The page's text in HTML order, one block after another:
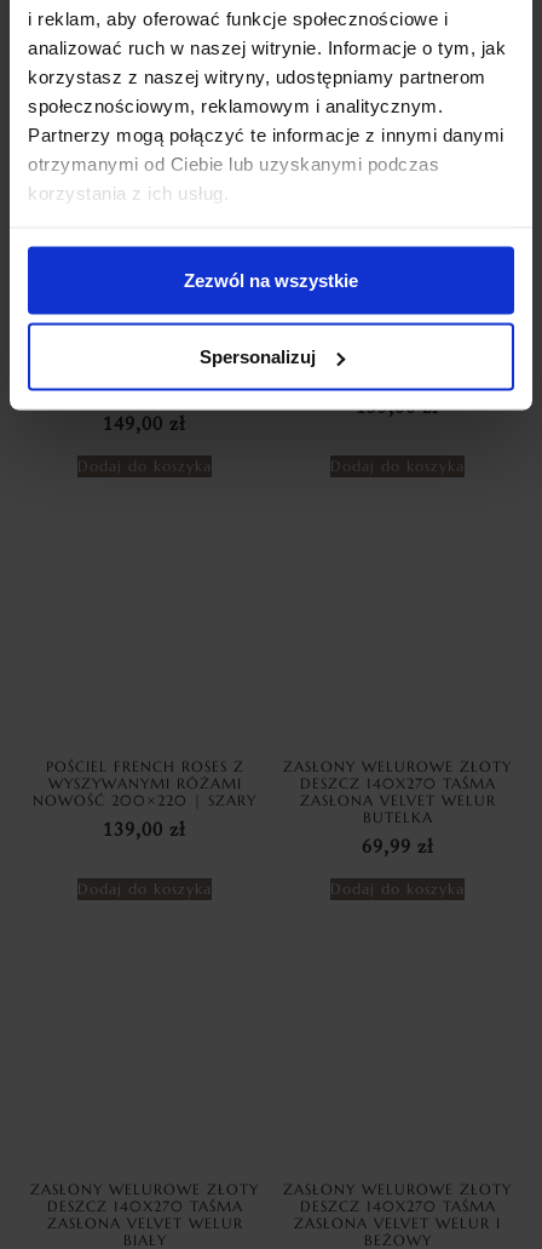
i reklam, aby oferować funkcje społecznościowe i
analizować ruch w naszej witrynie. Informacje o tym, jak
korzystasz z naszej witryny, udostępniamy partnerom
społecznościowym, reklamowym i analitycznym.
Partnerzy mogą połączyć te informacje z innymi danymi
otrzymanymi od Ciebie lub uzyskanymi podczas
korzystania z ich usług.
Zezwól na wszystkie
Spersonalizuj
Dodaj do koszyka Dodaj do koszyka
FOREVER ROSE 140X250 RÓŻE
TAŚMA ZASŁONA
149,00 zł
Dodaj do koszyka
WYSZYWANYMI RÓŻAMI
135,00zł
Dodaj do koszyka
POŚCIEL FRENCH ROSES Z
WYSZYWANYMI RÓŻAMI
NOWOŚĆ 200×220 | SZARY
139,00 zł
Dodaj do koszyka
ZASŁONY WELUROWE ZŁOTY
DESZCZ 140X270 TAŚMA
ZASŁONA VELVET WELUR
BUTELKA
69,99 zł
Dodaj do koszyka
ZASŁONY WELUROWE ZŁOTY
DESZCZ 140X270 TAŚMA
ZASŁONA VELVET WELUR
BIAŁY
ZASŁONY WELUROWE ZŁOTY
DESZCZ 140X270 TAŚMA
ZASŁONA VELVET WELUR I
BEŻOWY